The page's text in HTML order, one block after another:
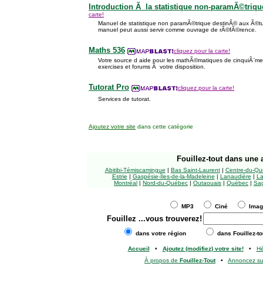
Introduction Ã la statistique non-
carte!
Manuel de statistique non paramÃ©trique destinÃ© aux
manuel peut aussi servir comme ouvrage de rÃ©fÃ©rence.
Maths 536
cliquez pour la carte!
Votre source d aide pour les mathÃ©matiques de
exercises et forums Ã votre disposition.
Tutorat Pro
cliquez pour la carte!
Services de tutorat.
Ajoutez votre site dans cette catégorie
Fouillez-tout dans une
Abitibi-Témiscamingue | Bas Saint-Laurent| Centre-du-
Estrie | Gaspésie-Îles-de-la-Madeleine | Lanaudière |
Montréal | Nord-du-Québec | Outaouais | Québec |
MP3 Ciné
Fouillez ...vous trouverez!
dans votre région dans Fouillez-
Accueil • Ajoutez (modifiez) votre site!•
À propos de Fouillez-Tout• Annoncez